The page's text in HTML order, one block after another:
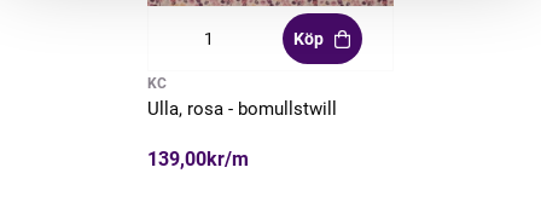
Köp
KC
Ulla, rosa - bomullstwill
139,00kr/m